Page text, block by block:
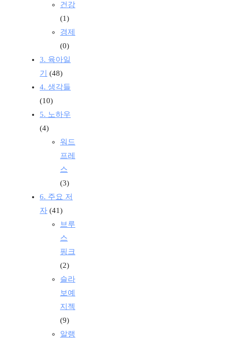
건강
(1)
경제
(0)
3. 육아일
기
(48)
4. 생각들
(10)
5. 노하우
(4)
워드
프레
스
(3)
6. 주요 저
자 (41)
브루
스
핑크
(2)
슬라
보예
지젝
(9)
알랭